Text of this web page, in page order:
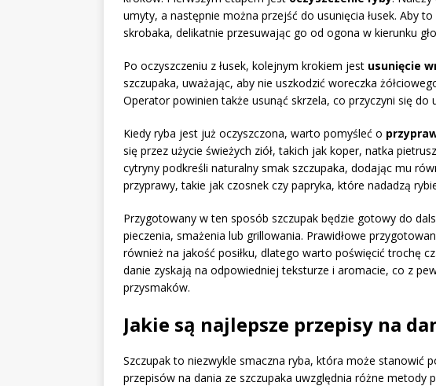
umyty, a następnie można przejść do usunięcia łusek. Aby
skrobaka, delikatnie przesuwając go od ogona w kierunku
Po oczyszczeniu z łusek, kolejnym krokiem jest usunięcie
szczupaka, uważając, aby nie uszkodzić woreczka
Operator powinien także usunąć skrzela, co przyczyni się do
Kiedy ryba jest już oczyszczona, warto pomyśleć o
się przez użycie świeżych ziół, takich jak koper, natka
cytryny podkreśli naturalny smak szczupaka, dodając mu
przyprawy, takie jak czosnek czy papryka, które nadadzą
Przygotowany w ten sposób szczupak będzie gotowy do
pieczenia, smażenia lub grillowania. Prawidłowe
również na jakość posiłku, dlatego warto poświęcić trochę
danie zyskają na odpowiedniej teksturze i aromacie, co z
przysmaków.
Jakie są najlepsze przepisy na
Szczupak to niezwykle smaczna ryba, która może stanowić
przepisów na dania ze szczupaka uwzględnia różne metody